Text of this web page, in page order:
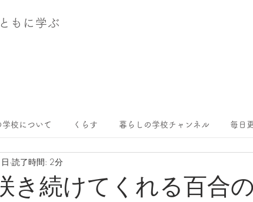
もに学ぶ
学校について くらす 暮らしの学校チャンネル 毎日
き続けてくれる百合
読了時間: 2分